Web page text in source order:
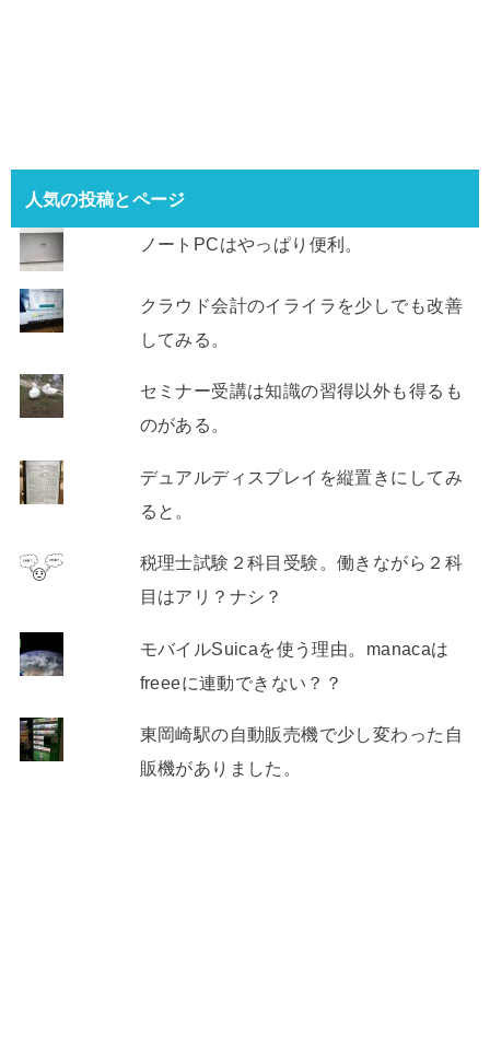
人気の投稿とページ
ノートPCはやっぱり便利。
クラウド会計のイライラを少しでも改善
してみる。
セミナー受講は知識の習得以外も得るも
のがある。
デュアルディスプレイを縦置きにしてみ
ると。
税理士試験２科目受験。働きながら２科
目はアリ？ナシ？
モバイルSuicaを使う理由。manacaは
freeeに連動できない？？
東岡崎駅の自動販売機で少し変わった自
販機がありました。